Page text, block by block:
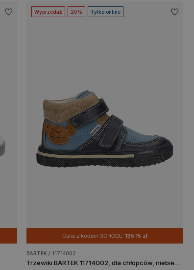
Wyprzedaż 20% Tylko online
Cena z kodem SCHOOL:135.15 zł
BARTEK / 11714002
Trzewiki BARTEK 11714002, dla chłopców, niebiesko-beżowy